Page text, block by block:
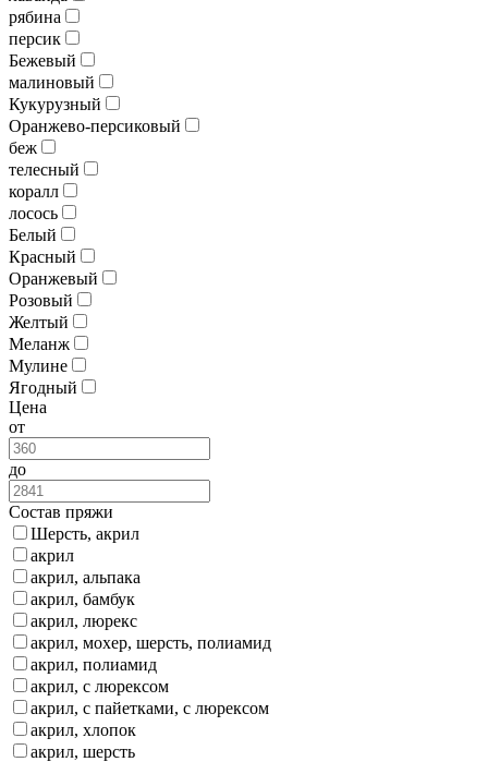
рябина
персик
Бежевый
малиновый
Кукурузный
Оранжево-персиковый
беж
телесный
коралл
лосось
Белый
Красный
Оранжевый
Розовый
Желтый
Меланж
Мулине
Ягодный
Цена
от
до
Состав пряжи
Шерсть, акрил
акрил
акрил, альпака
акрил, бамбук
акрил, люрекс
акрил, мохер, шерсть, полиамид
акрил, полиамид
акрил, с люрексом
акрил, с пайетками, с люрексом
акрил, хлопок
акрил, шерсть